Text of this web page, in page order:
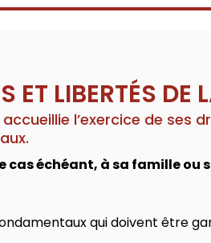
ET LIBERTÉS DE
l’exercice de ses
cas échéant, à sa famille
qui doivent être